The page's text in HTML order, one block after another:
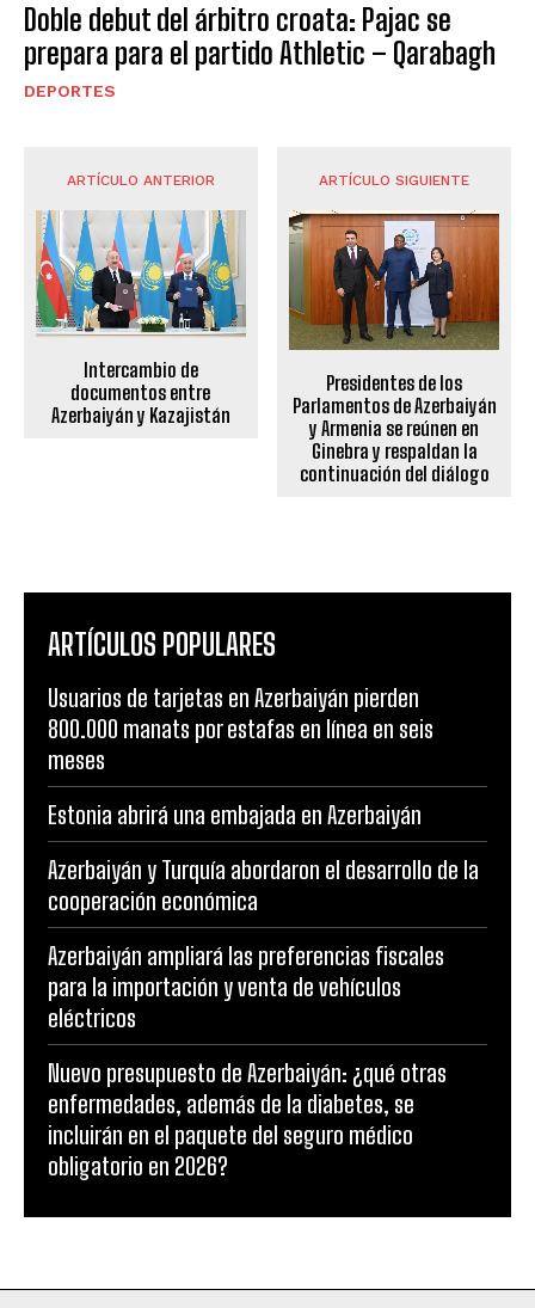
Doble debut del árbitro croata: Pajac se
prepara para el partido Athletic – Qarabagh
DEPORTES
ARTÍCULO ANTERIOR
Intercambio de
documentos entre
Azerbaiyán y Kazajistán
ARTÍCULO SIGUIENTE
Presidentes de los
Parlamentos de Azerbaiyán
y Armenia se reúnen en
Ginebra y respaldan la
continuación del diálogo
ARTÍCULOS POPULARES
Usuarios de tarjetas en Azerbaiyán pierden
800.000 manats por estafas en línea en seis
meses
Estonia abrirá una embajada en Azerbaiyán
Azerbaiyán y Turquía abordaron el desarrollo de la
cooperación económica
Azerbaiyán ampliará las preferencias fiscales
para la importación y venta de vehículos
eléctricos
Nuevo presupuesto de Azerbaiyán: ¿qué otras
enfermedades, además de la diabetes, se
incluirán en el paquete del seguro médico
obligatorio en 2026?